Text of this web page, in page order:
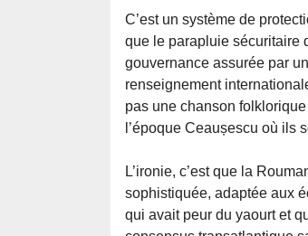
C’est un système de
que le parapluie sécuritaire
gouvernance assurée par
renseignement
pas une chanson
l’époque Ceaușescu où ils
L’ironie, c’est que la
sophistiquée, adaptée aux
qui avait peur du yaourt et